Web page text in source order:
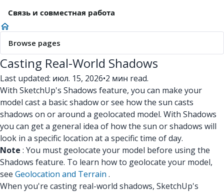
Связь и совместная работа
Browse pages
Casting Real-World Shadows
Last updated: июл. 15, 2026•2 мин read.
With SketchUp's Shadows feature, you can make your
model cast a basic shadow or see how the sun casts
shadows on or around a geolocated model. With Shadows
you can get a general idea of how the sun or shadows will
look in a specific location at a specific time of day.
Note : You must geolocate your model before using the
Shadows feature. To learn how to geolocate your model,
see Geolocation and Terrain .
When you're casting real-world shadows, SketchUp's